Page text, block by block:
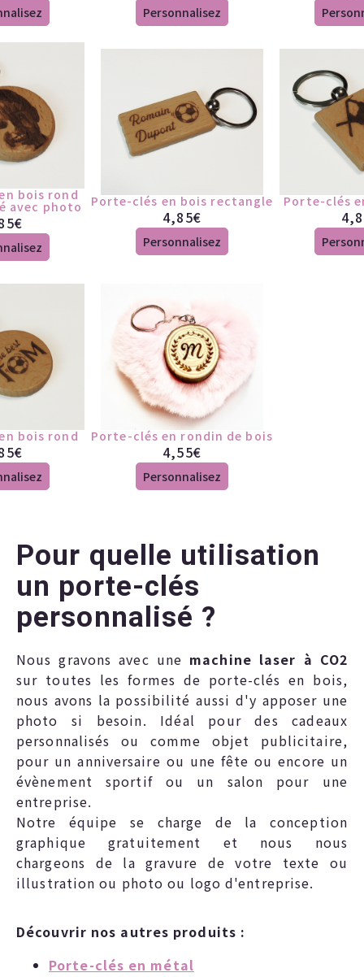
Personnalisez
bois rond
avec photo
€
Porte-clés en bois rectangle
4,85€
Personnalisez
Porte-clés
bois rond
€
Porte-clés en rondin de bois
4,55€
Personnalisez
Pour quelle utilisation
un porte-clés
personnalisé ?
Nous gravons avec une machine laser à CO2
sur toutes les formes de porte-clés en bois,
nous avons la possibilité aussi d'y apposer une
photo si besoin. Idéal pour des cadeaux
personnalisés ou comme objet publicitaire,
pour un anniversaire ou une fête ou encore un
évènement sportif ou un salon pour une
entreprise.
Notre équipe se charge de la conception
graphique gratuitement et nous nous
chargeons de la gravure de votre texte ou
illustration ou photo ou logo d'entreprise.
Découvrir nos autres produits :
Porte-clés en métal